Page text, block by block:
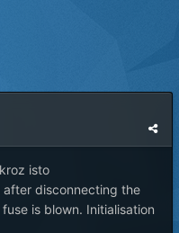
isto
after disconnecting the
is blown. Initialisation